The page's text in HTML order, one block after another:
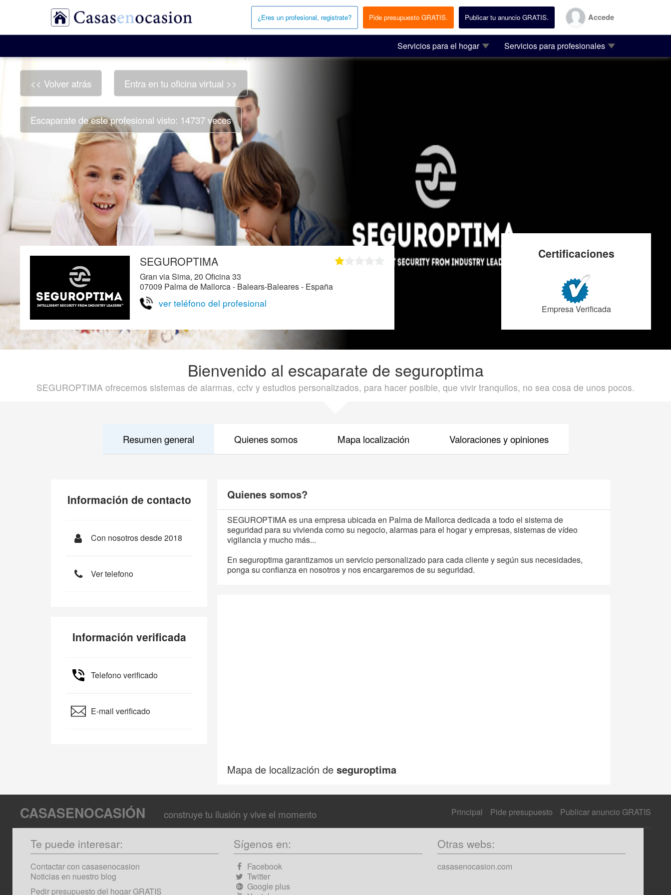
¿Eres un profesional, registrate? Pide presupuesto GRATIS. Publicar tu anuncio GRATIS. Accede
Servicios para el hogar Servicios para profesionales
SEGUROPTIMA
Gran via Sima, 20 Oficina 33
07009 Palma de Mallorca - Balears-Baleares - España
ver teléfono del profesional
Certificaciones
Empresa Verificada
Bienvenido al escaparate de seguroptima
SEGUROPTIMA ofrecemos sistemas de alarmas, cctv y estudios personalizados, para hacer posible, que vivir tranquilos, no sea cosa de unos pocos.
Resumen general Quienes somos Mapa localización Valoraciones y opiniones
Información de contacto
Con nosotros desde 2018
Ver telefono
Información verificada
Telefono verificado
E-mail verificado
Quienes somos?
SEGUROPTIMA es una empresa ubicada en Palma de Mallorca dedicada a todo el sistema de
seguridad para su vivienda como su negocio, alarmas para el hogar y empresas, sistemas de vídeo
vigilancia y mucho más...
En seguroptima garantizamos un servicio personalizado para cada cliente y según sus necesidades,
ponga su confianza en nosotros y nos encargaremos de su seguridad.
Mapa de localización de seguroptima
CASASENOCASIÓN construye tu ilusión y vive el momento Principal Pide presupuesto Publicar anuncio GRATIS
Te puede interesar:
Contactar con casasenocasion
Noticias en nuestro blog
Pedir presupuesto del hogar GRATIS
Sígenos en:
Facebook
Twitter
Google plus
Otras webs:
casasenocasion.com